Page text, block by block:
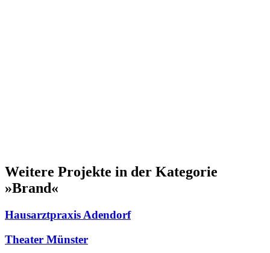
Weitere Projekte in der Kategorie
»Brand«
Hausarztpraxis Adendorf
Theater Münster